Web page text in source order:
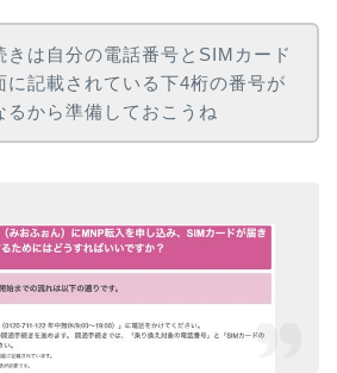
きは自分の電話番号とSIMカード
に記載されている下4桁の番号が
るから準備しておこうね